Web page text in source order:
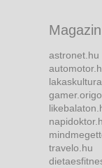
Magazin
astronet.hu
travelo.hu